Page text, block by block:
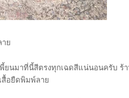
ย
ยนมาที่นี้สีตรงทุกเฉดสีแน่นอนครับ ร้า
สื้อยืดพิมพ์ลาย